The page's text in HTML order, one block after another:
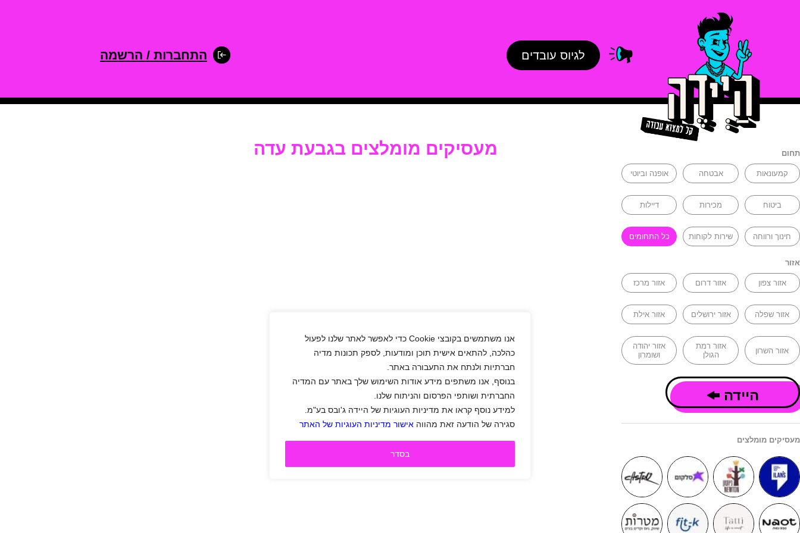
אנו משתמשים בקובצי Cookie כדי לאפשר לאתר שלנו לפעול
כהלכה, להתאים אישית תוכן ומודעות, לספק תכונות מדיה
חברתיות ולנתח את התעבורה באתר.
בנוסף, אנו משתפים מידע אודות השימוש שלך באתר עם המדיה
החברתית ושותפי הפרסום והניתוח שלנו.
למידע נוסף קראו את מדיניות העוגיות של היידה ג'ובס בע"מ.
סגירה של הודעה זאת מהווה אישור מדיניות העוגיות של האתר
בסדר
לגיוס עובדים התחברות / הרשמה
תחום
קמעונאות אבטחה אופנה וביוטי
ביטוח מכירות דיילות
חינוך ורווחה שירות לקוחות כל התחומים
אזור
אזור צפון אזור דרום אזור מרכז
אזור שפלה אזור ירושלים אזור אילת
אזור השרון
אזור רמת
הגולן
אזור יהודה
ושומרון
היידה
מעסיקים מומלצים
מעסיקים מומלצים בגבעת עדה